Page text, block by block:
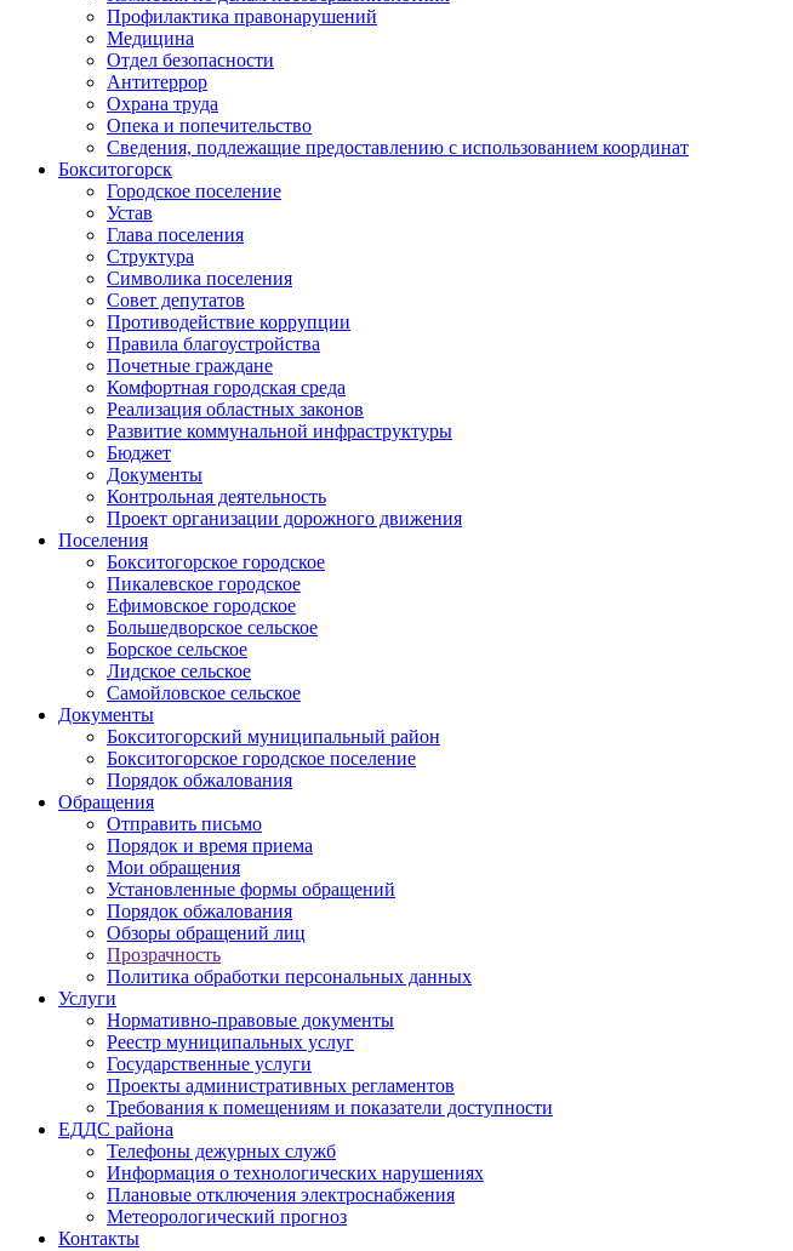
Профилактика правонарушений
Медицина
Отдел безопасности
Антитеррор
Охрана труда
Опека и попечительство
Сведения, подлежащие предоставлению с использованием координат
Бокситогорск
Городское поселение
Устав
Глава поселения
Структура
Символика поселения
Совет депутатов
Противодействие коррупции
Правила благоустройства
Почетные граждане
Комфортная городская среда
Реализация областных законов
Развитие коммунальной инфраструктуры
Бюджет
Документы
Контрольная деятельность
Проект организации дорожного движения
Поселения
Бокситогорское городское
Пикалевское городское
Ефимовское городское
Большедворское сельское
Борское сельское
Лидское сельское
Самойловское сельское
Документы
Бокситогорский муниципальный район
Бокситогорское городское поселение
Порядок обжалования
Обращения
Отправить письмо
Порядок и время приема
Мои обращения
Установленные формы обращений
Порядок обжалования
Обзоры обращений лиц
Прозрачность
Политика обработки персональных данных
Услуги
Нормативно-правовые документы
Реестр муниципальных услуг
Государственные услуги
Проекты административных регламентов
Требования к помещениям и показатели доступности
ЕДДС района
Телефоны дежурных служб
Информация о технологических нарушениях
Плановые отключения электроснабжения
Метеорологический прогноз
Контакты